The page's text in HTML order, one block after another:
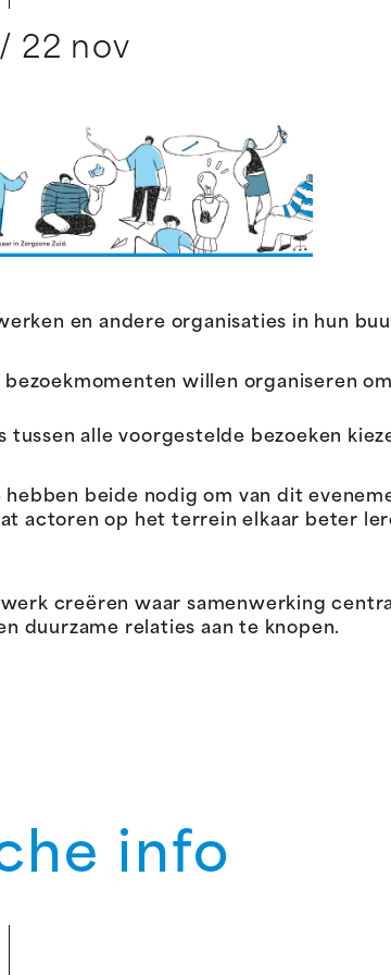
22 nov
en andere organisaties in hun
bezoekmomenten willen organiseren
tussen alle voorgestelde bezoeken
beide nodig om van dit
actoren op het terrein elkaar beter
creëren waar samenwerking
duurzame relaties aan te knopen.
info